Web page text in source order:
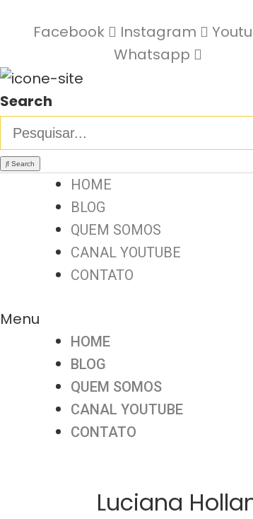
Facebook Instagram
Whatsapp
Search
Search
HOME
BLOG
QUEM SOMOS
CANAL YOUTUBE
CONTATO
Menu
HOME
BLOG
QUEM SOMOS
CANAL YOUTUBE
CONTATO
Luciana